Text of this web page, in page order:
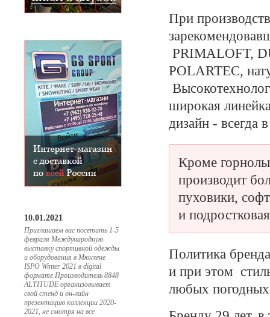
10.01.2021
Приглашаем вас посетить 1-5
февраля Международную
выставку спортивной одежды
и оборудования в Мюнхене
ISPO Winter 2021 в digital
формате.Производитель 8848
ALTITUDE организовывает
свой стенд и он-лайн
презентацию коллекции 2020-
2021, не смотря на все
При
PRIMALOFT,
POLARTEC,
широкая
дизайн - всегда
Кроме
производит
пуховики,
и
Политика
и при этом
любых